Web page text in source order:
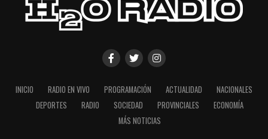
INICIO RADIO EN VIVO PROGRAMACIÓN ACTUALIDAD
NACIONALES
DEPORTES
RADIO SOCIEDAD PROVINCIALES
ECONOMÍA
MÁS NOTICIAS